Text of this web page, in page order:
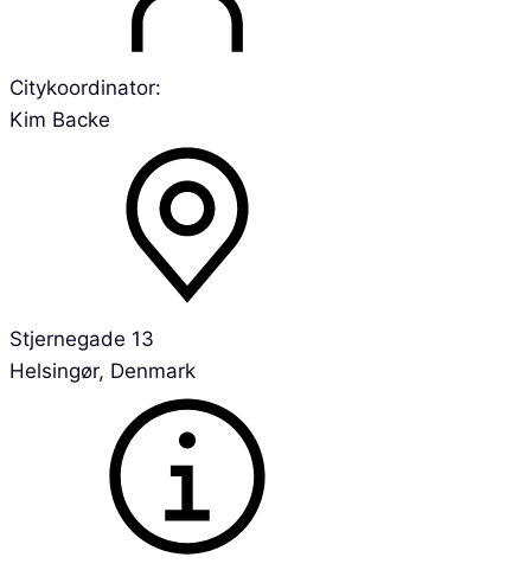
Citykoordinator:
Kim Backe
Stjernegade 13
Helsingør, Denmark